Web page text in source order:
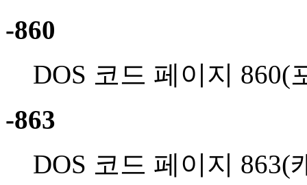
-860
DOS 코드 페이지
-863
DOS 코드 페이지